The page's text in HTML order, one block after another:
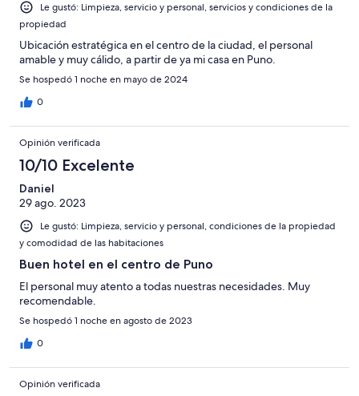
Le gustó: Limpieza, servicio y personal, servicios y condiciones de la
propiedad
Ubicación estratégica en el centro de la ciudad, el personal
amable y muy cálido, a partir de ya mi casa en Puno.
Se hospedó 1 noche en mayo de 2024
0
Opinión verificada
10/10 Excelente
Daniel
29 ago. 2023
Le gustó: Limpieza, servicio y personal, condiciones de la propiedad
y comodidad de las habitaciones
Buen hotel en el centro de Puno
El personal muy atento a todas nuestras necesidades. Muy
recomendable.
Se hospedó 1 noche en agosto de 2023
0
Opinión verificada